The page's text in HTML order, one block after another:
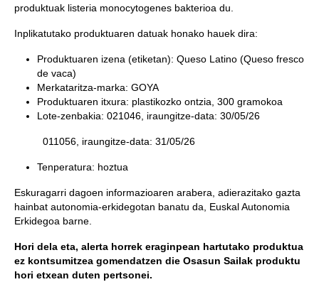
produktuak listeria monocytogenes bakterioa du.
Inplikatutako produktuaren datuak honako hauek dira:
Produktuaren izena (etiketan): Queso Latino (Queso fresco
de vaca)
Merkataritza-marka: GOYA
Produktuaren itxura: plastikozko ontzia, 300 gramokoa
Lote-zenbakia: 021046, iraungitze-data: 30/05/26
011056, iraungitze-data: 31/05/26
Tenperatura: hoztua
Eskuragarri dagoen informazioaren arabera, adierazitako gazta
hainbat autonomia-erkidegotan banatu da, Euskal Autonomia
Erkidegoa barne.
Hori dela eta, alerta horrek eraginpean hartutako produktua
ez kontsumitzea gomendatzen die Osasun Sailak produktu
hori etxean duten pertsonei.